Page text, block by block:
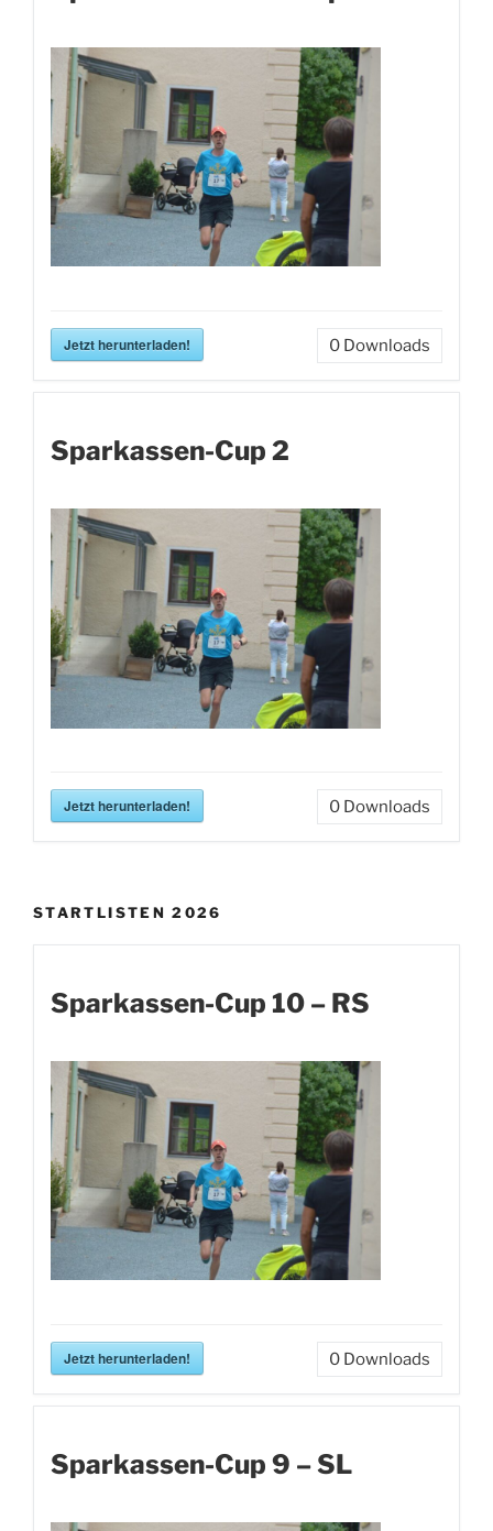
Jetzt herunterladen! 0 Downloads
Sparkassen-Cup 2
Jetzt herunterladen! 0 Downloads
STARTLISTEN 2026
Sparkassen-Cup 10 – RS
Jetzt herunterladen! 0 Downloads
Sparkassen-Cup 9 – SL